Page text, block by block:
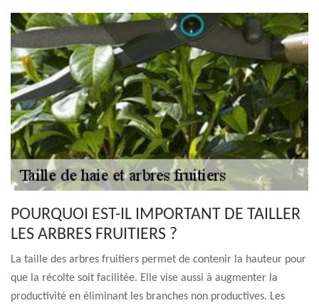
POURQUOI EST-IL IMPORTANT DE TAILLER
LES ARBRES FRUITIERS ?
La taille des arbres fruitiers permet de contenir la hauteur pour
que la récolte soit facilitée. Elle vise aussi à augmenter la
productivité en éliminant les branches non productives. Les